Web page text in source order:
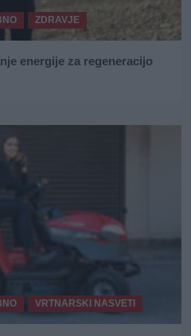
ZDRAVJE
energije za regeneracijo
VRTNARSKI NASVETI